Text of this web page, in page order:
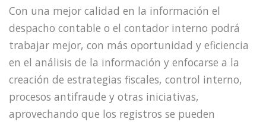
Con una mejor calidad en la información el
despacho contable o el contador interno podrá
trabajar mejor, con más oportunidad y eficiencia
en el análisis de la información y enfocarse a la
creación de estrategias fiscales, control interno,
procesos antifraude y otras iniciativas,
aprovechando que los registros se pueden